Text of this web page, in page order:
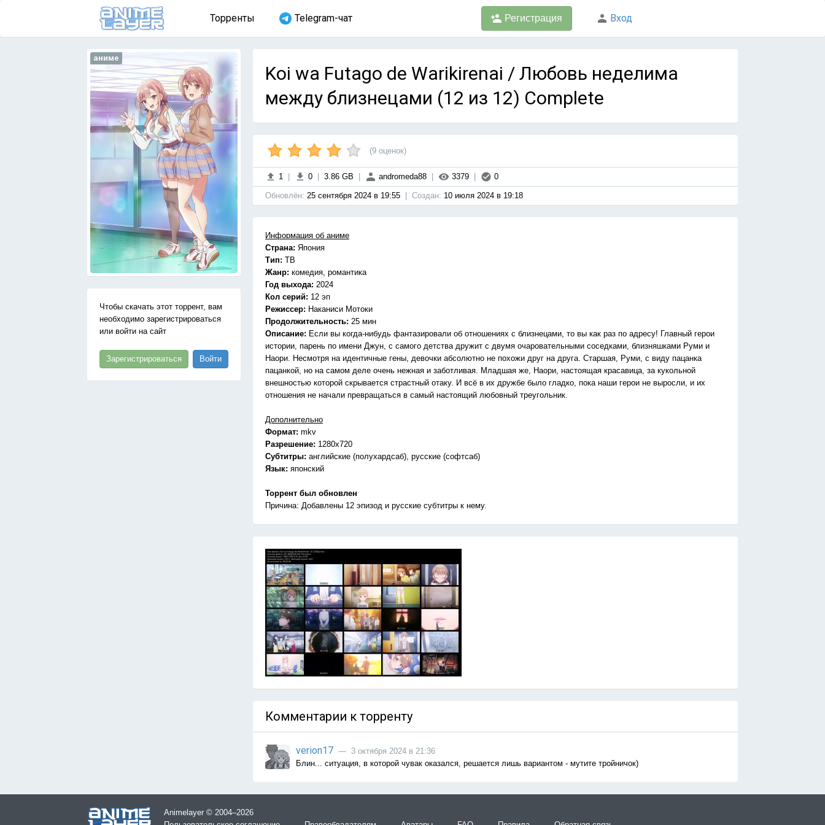
Торренты Telegram-чат Регистрация Вход
аниме
Чтобы скачать этот торрент, вам
необходимо зарегистрироваться
или войти на сайт
Зарегистрироваться Войти
Koi wa Futago de Warikirenai / Любовь неделима
между близнецами (12 из 12) Complete
(9 оценок)
1 0 3.86 GB andromeda88 3379 0
Обновлён: 25 сентября 2024 в 19:55 Cоздан: 10 июля 2024 в 19:18
Информация об аниме
Страна: Япония
Тип: ТВ
Жанр: комедия, романтика
Год выхода: 2024
Кол серий: 12 эп
Режиссер: Наканиси Мотоки
Продолжительность: 25 мин
Описание: Если вы когда-нибудь фантазировали об отношениях с близнецами, то вы как раз по адресу! Главный герои
истории, парень по имени Джун, с самого детства дружит с двумя очаровательными соседками, близняшками Руми и
Наори. Несмотря на идентичные гены, девочки абсолютно не похожи друг на друга. Старшая, Руми, с виду пацанка
пацанкой, но на самом деле очень нежная и заботливая. Младшая же, Наори, настоящая красавица, за кукольной
внешностью которой скрывается страстный отаку. И всё в их дружбе было гладко, пока наши герои не выросли, и их
отношения не начали превращаться в самый настоящий любовный треугольник.
Дополнительно
Формат: mkv
Разрешение: 1280x720
Субтитры: английские (полухардсаб), русские (софтсаб)
Язык: японский
Торрент был обновлен
Причина: Добавлены 12 эпизод и русские субтитры к нему.
Комментарии к торренту
verion17 — 3 октября 2024 в 21:36
Блин... ситуация, в которой чувак оказался, решается лишь вариантом - мутите тройничок)
Animelayer © 2004–2026